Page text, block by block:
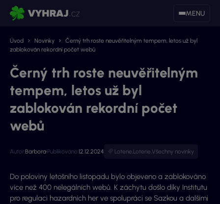
MENU
Úvod Novinky
Černý trh roste neuvěřitelným tempem, letos už byl
zablokován rekordní počet webů
Černý trh roste neuvěřitelným
tempem, letos už byl
zablokován rekordní počet
webů
Autor: Barbora Publikováno: 12.12.2024 Loterie,Loterie,Všechny novinky
Do poloviny letošního listopadu bylo objeveno a zablokováno
více než 400 nelegálních webů. K záchytu došlo díky Institutu
pro regulaci hazardních her ve spolupráci se Sazkou a dalšími